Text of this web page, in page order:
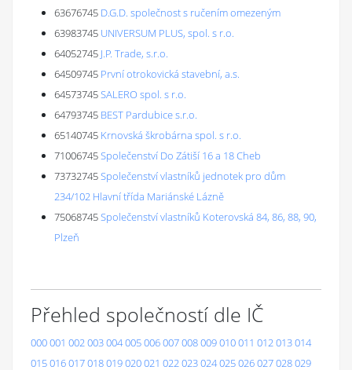
63676745 D.G.D. společnost s ručením omezeným
63983745 UNIVERSUM PLUS, spol. s r.o.
64052745 J.P. Trade, s.r.o.
64509745 První otrokovická stavební, a.s.
64573745SALERO spol. s r.o.
64793745 BEST Pardubice s.r.o.
65140745 Krnovská škrobárna spol. s r.o.
71006745Společenství Do Zátiší 16 a 18 Cheb
73732745Společenství vlastníků jednotek pro dům
234/102 Hlavní třída Mariánské Lázně
75068745Společenství vlastníků Koterovská 84, 86, 88, 90,
Plzeň
Přehled společností dle IČ
000001 002003004005006007008009010011 012013014
015016017018019020021 022023024025026027028029